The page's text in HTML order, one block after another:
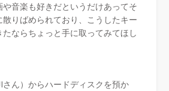
や音楽も好きだというだけあってそ
りばめられており、こうしたキー
ならちょっと手に取ってみてほし
ん）からハードディスクを預か